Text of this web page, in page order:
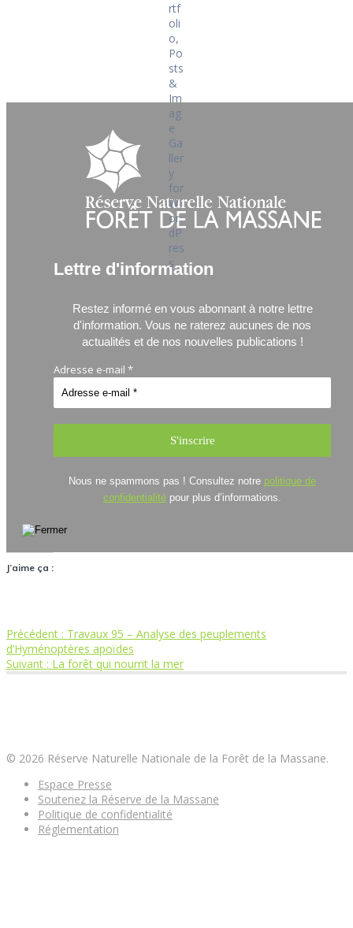
Lettre d'information
Restez informé en vous abonnant à notre lettre
d'information. Vous ne raterez aucunes de nos
actualités et de nos nouvelles publications !
Adresse e-mail *
Nous ne spammons pas ! Consultez notre politique de
confidentialité pour plus d’informations.
J’aime ça :
Navigation
Précédent : Article
précédent
:
Travaux 95 – Analyse des peuplements
d’Hyménoptères apoïdes
Suivant : Article
La forêt qui nourrit la mer
© 2026 Réserve Naturelle Nationale de la Forêt de la Massane.
Espace Presse
Soutenez la Réserve de la Massane
Politique de confidentialité
Réglementation